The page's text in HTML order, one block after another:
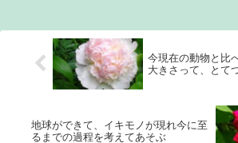
今現在の動物と比
大きさって、とて
地球ができて、イキモノが現れ今に至
るまでの過程を考えてあそぶ